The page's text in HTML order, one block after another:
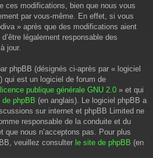
ces modifications, bien que nous vous
par vous-même. En effet, si vous
» après que des modifications aient
légalement responsable des
jour.
phpBB (désignés ci-après par « logiciel
qui est un logiciel de forum de
licence publique générale GNU 2.0 » et qui
de phpBB (en anglais). Le logiciel phpBB a
sur internet et phpBB Limited ne
responsable de la conduite et du
que nous n’acceptons pas. Pour plus
veuillez consulter le site de phpBB (en